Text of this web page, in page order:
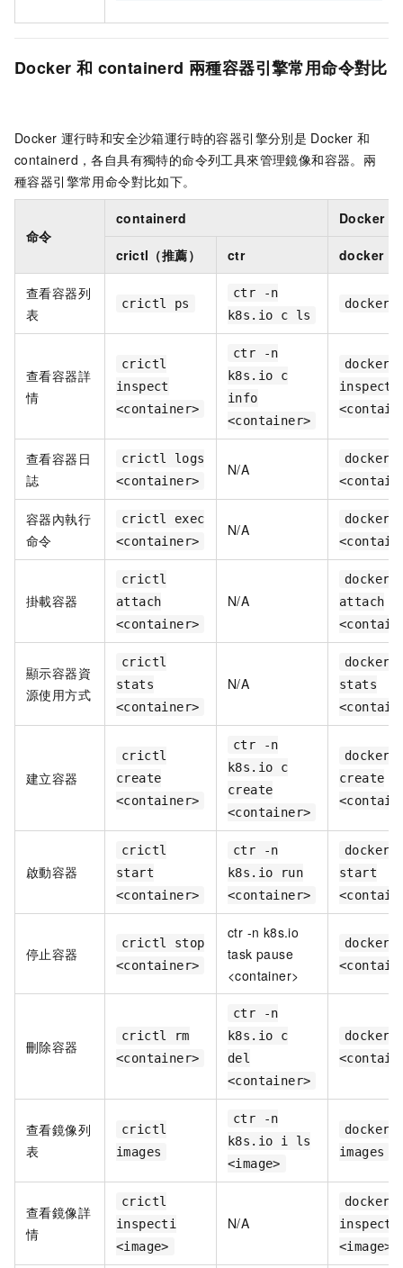
Docker 和 containerd 兩種容器引擎常用命令對比
Docker 運行時和安全沙箱運行時的容器引擎分別是 Docker 和
containerd，各自具有獨特的命令列工具來管理鏡像和容器。兩
種容器引擎常用命令對比如下。
命令
containerd Docker
crictl（推薦） ctr docker
查看容器列
表
crictl ps
ctr -n
k8s.io c ls
docker
查看容器詳
情
crictl
inspect
<container>
ctr -n
k8s.io c
info
<container>
docker
inspect
查看容器日
誌
crictl logs
<container>
N/A
docker
容器內執行
命令
crictl exec
<container>
N/A
docker
掛載容器
crictl
attach
<container>
N/A
docker
attach
顯示容器資
源使用方式
crictl
stats
<container>
N/A
docker
stats
建立容器
crictl
create
<container>
ctr -n
k8s.io c
create
<container>
docker
create
啟動容器
crictl
start
<container>
ctr -n
k8s.io run
<container>
docker
start
停止容器
crictl stop
<container>
ctr -n k8s.io
task pause
<container>
docker
刪除容器
crictl rm
<container>
ctr -n
k8s.io c
del
<container>
docker
查看鏡像列
表
crictl
images
ctr -n
k8s.io i ls
<image>
docker
images
查看鏡像詳
情
crictl
inspecti
<image>
N/A
docker
inspect
<image>